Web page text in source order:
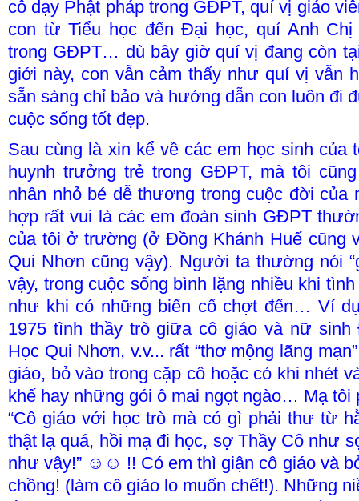
cô dạy Phật pháp trong GĐPT, quí vị giáo
con từ Tiểu học đến Đại học, quí Anh Chị
trong GĐPT… dù bây giờ quí vị đang còn
giới này, con vẫn cảm thấy như quí vị vẫn
sẵn sàng chỉ bảo và hướng dẫn con luôn đi
cuộc sống tốt đẹp.
Sau cùng là xin kể về các em học sinh của
huynh trưởng trẻ trong GĐPT, mà tôi
nhân nhỏ bé dễ thương trong cuộc đời của
hợp rất vui là các em đoàn sinh GĐPT
của tôi ở trường (ở Đồng Khánh Huế cũng
Qui Nhơn cũng vậy). Người ta thường nói
vậy, trong cuộc sống bình lặng nhiều khi
như khi có những biến cố chợt đến… Ví
1975 tình thầy trò giữa cô giáo và nữ sinh
Học Qui Nhơn, v.v... rất “thơ mộng lãng
giáo, bỏ vào trong cặp cô hoặc có khi nhét
khế hay những gói ô mai ngọt ngào… Mạ tôi
“Cô giáo với học trò mà có gì phải thư từ
thật lạ quá, hồi mạ đi học, sợ Thầy Cô như
như vậy!” ☺☺ !! Có em thì giận cô giáo và
chồng! (làm cô giáo lo muốn chết!). Những